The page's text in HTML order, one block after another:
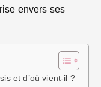
envers ses
et d’où vient-il ?